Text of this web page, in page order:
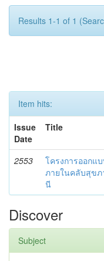
Results 1-1 of 1
Item hits:
Issue
Date
Title
2553
โครงการออกแ
ภายในคลับสุขภ
นี
Discover
Subject